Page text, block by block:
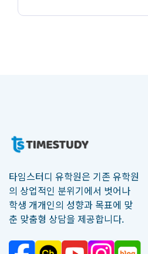
타임스터디 유학원은 기존 유학원
의 상업적인 분위기에서 벗어나
학생 개개인의 성향과 목표에 맞
춘 맞춤형 상담을 제공합니다.